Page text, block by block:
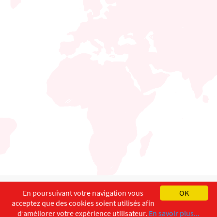
English Français
Copyright ©ISEC-AdW Impressum
OK
En poursuivant votre navigation vous
acceptez que des cookies soient utilisés afin
d’améliorer votre expérience utilisateur. En savoir plus...